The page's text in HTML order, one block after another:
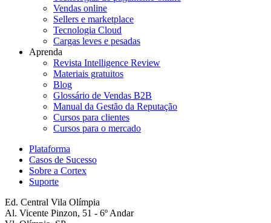
Vendas online
Sellers e marketplace
Tecnologia Cloud
Cargas leves e pesadas
Aprenda
Revista Intelligence Review
Materiais gratuitos
Blog
Glossário de Vendas B2B
Manual da Gestão da Reputação
Cursos para clientes
Cursos para o mercado
Plataforma
Casos de Sucesso
Sobre a Cortex
Suporte
Ed. Central Vila Olímpia
Al. Vicente Pinzon, 51 - 6º Andar